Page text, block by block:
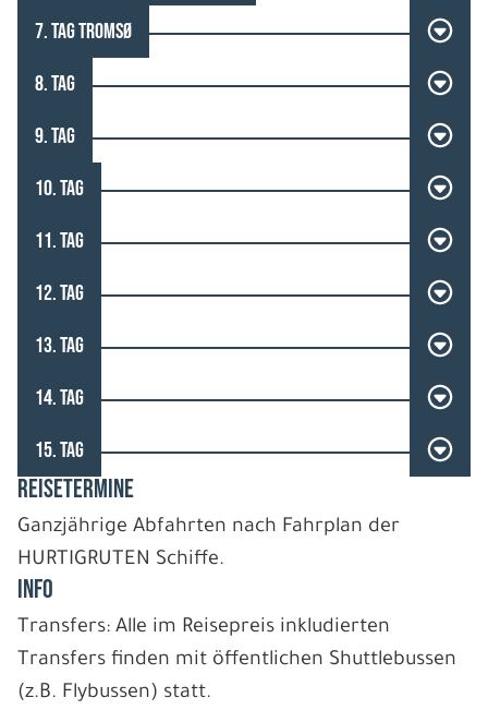
7. TAG TROMSØ
8. TAG
9. TAG
10. TAG
11. TAG
12. TAG
13. TAG
14. TAG
15. TAG
REISETERMINE
Ganzjährige Abfahrten nach Fahrplan der
HURTIGRUTEN Schiffe.
INFO
Transfers: Alle im Reisepreis inkludierten
Transfers finden mit öffentlichen Shuttlebussen
(z.B. Flybussen) statt.